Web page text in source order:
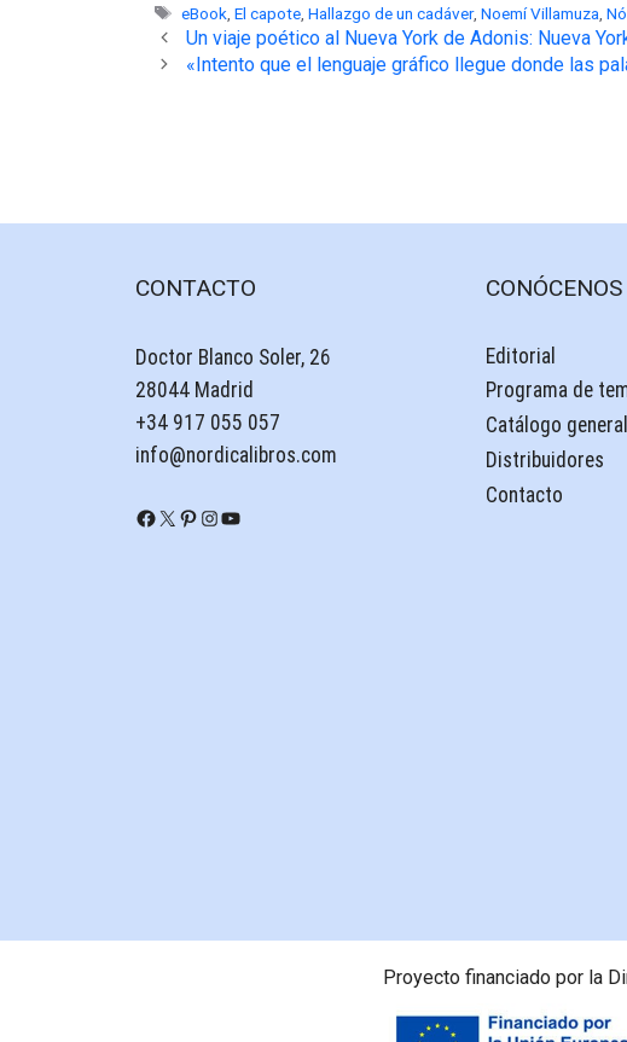
Etiquetas
eBook El capote, Hallazgo de un cadáver, Noemí Villamuza
Un viaje poético al Nueva York de Adonis: Nueva
«Intento que el lenguaje gráfico llegue donde las
CONTACTO
Doctor Blanco Soler, 26
28044 Madrid
+34 917 055 057
info@nordicalibros.com
Facebook
X Pinterest
Instagram
YouTube
CONÓCENOS
Editorial
Programa de
Catálogo general
Distribuidores
Contacto
Proyecto financiado por la